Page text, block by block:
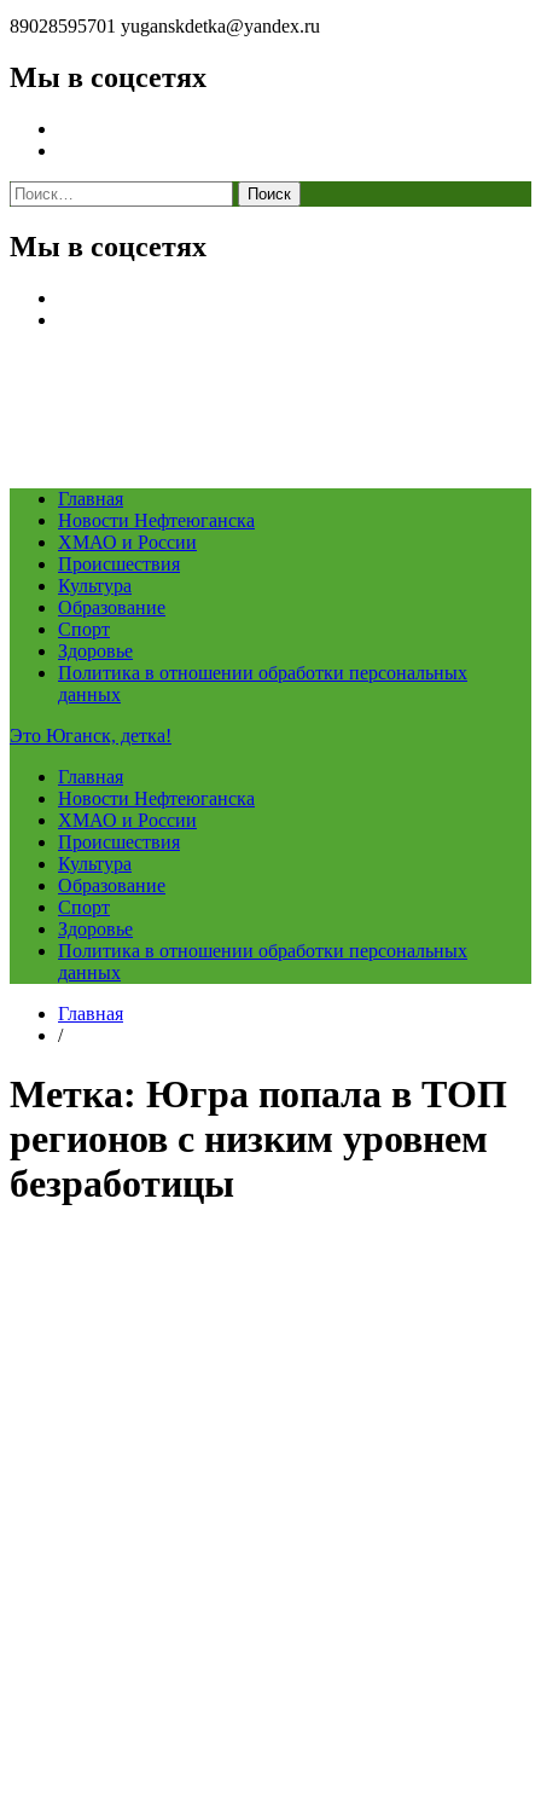
89028595701 yuganskdetka@yandex.ru
Мы в соцсетях
Найти:
Мы в соцсетях
Главная
Новости Нефтеюганска
ХМАО и России
Происшествия
Культура
Образование
Спорт
Здоровье
Политика в отношении обработки персональных
данных
Это Юганск, детка!
Главная
Новости Нефтеюганска
ХМАО и России
Происшествия
Культура
Образование
Спорт
Здоровье
Политика в отношении обработки персональных
данных
Главная
/
Метка: Югра попала в ТОП
регионов с низким уровнем
безработицы